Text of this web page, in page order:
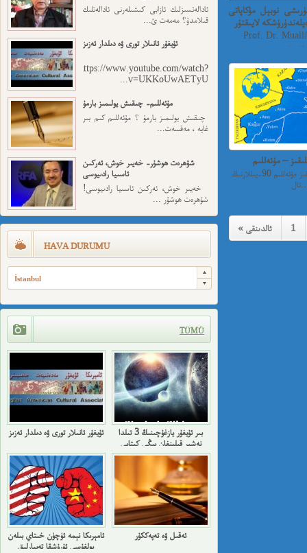
نوبېل مۇكاپاتى
لايىقتۇر
Prof. Dr.
– مۇئەللىم
مۇھجىرەتتىكى رىئاللىقىز مۇئەللىم ⁠90-يىللارنىڭ
« ئالدىنقى 1
ئادالەتسىزلىك ئازابى كىشىلەرنى ئادالەتلىك
قىلامدۇ؟ مەمەت ئ...
ئۇيغۇر ئانىلار تورى ۋە دىلدار ئەزىز
https://www.youtube.com/watch?
v=UKKoUwAETyU...
مۇئەللىم- چىقىش يولىمىز بارمۇ
چىقىش يولىمىز بارمۇ ؟ مۇئەللىم كىم بىر
غايە ، مەقسەت...
شۆھرەت ھوشۇر- خەيىر خوش، ئەركىن
ئاسىيا رادىيوسى
خەيىر خوش، ئەركىن ئاسىيا رادىيوسى!
شۆھرەت ھوشۇر ...
HAVA DURUMU
İstanbul
TÜMÜ
ئۇيغۇر ئانىلار تورى ۋە دىلدار ئەزىز
بىر ئۇيغۇر يازغۇچىنىڭ 3 تىلدا
نەشىر قىلىنغان يېڭى كىتابى
ئامېرىكا نېمە ئۈچۈن خىتاي بىلەن
بولغۇسى ئۇرۇشقا تەييارلىق
ئەقىل ۋە تەپەككۇر